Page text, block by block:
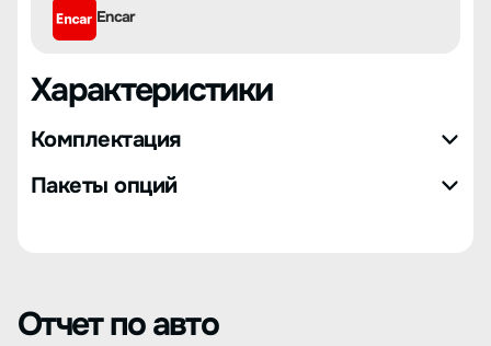
Encar
Характеристики
Комплектация
Пакеты опций
Отчет по авто